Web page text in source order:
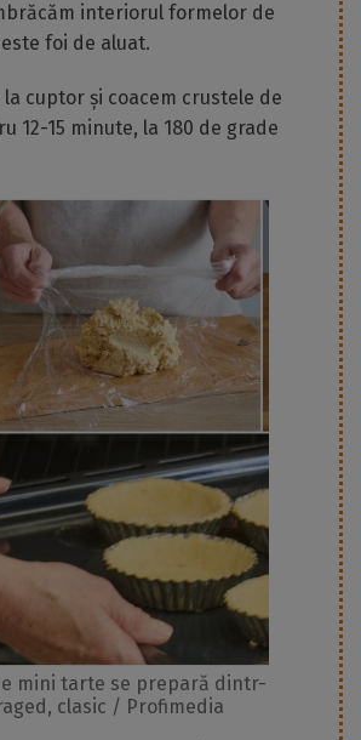
interiorul formelor de
foi de aluat.
cuptor și coacem crustele de
12-15 minute, la 180 de grade
mini tarte se prepară dintr-
clasic / Profimedia